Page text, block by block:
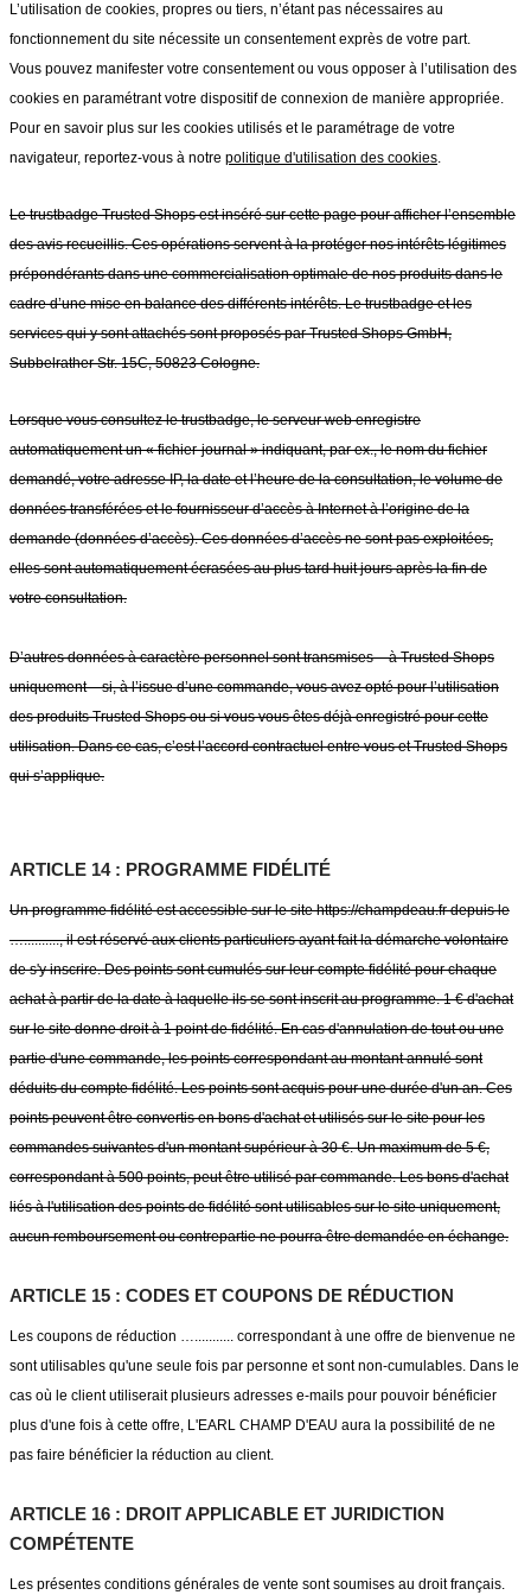
L’utilisation de cookies, propres ou tiers, n’étant pas nécessaires au
fonctionnement du site nécessite un consentement exprès de votre part.
Vous pouvez manifester votre consentement ou vous opposer à l’utilisation des
cookies en paramétrant votre dispositif de connexion de manière appropriée.
Pour en savoir plus sur les cookies utilisés et le paramétrage de votre
navigateur, reportez-vous à notre politique d'utilisation des cookies.
Le trustbadge Trusted Shops est inséré sur cette page pour afficher l’ensemble
des avis recueillis. Ces opérations servent à la protéger nos intérêts légitimes
prépondérants dans une commercialisation optimale de nos produits dans le
cadre d’une mise en balance des différents intérêts. Le trustbadge et les
services qui y sont attachés sont proposés par Trusted Shops GmbH,
Subbelrather Str. 15C, 50823 Cologne.
Lorsque vous consultez le trustbadge, le serveur web enregistre
automatiquement un « fichier-journal » indiquant, par ex., le nom du fichier
demandé, votre adresse IP, la date et l’heure de la consultation, le volume de
données transférées et le fournisseur d’accès à Internet à l’origine de la
demande (données d’accès). Ces données d’accès ne sont pas exploitées,
elles sont automatiquement écrasées au plus tard huit jours après la fin de
votre consultation.
D’autres données à caractère personnel sont transmises – à Trusted Shops
uniquement – si, à l’issue d’une commande, vous avez opté pour l’utilisation
des produits Trusted Shops ou si vous vous êtes déjà enregistré pour cette
utilisation. Dans ce cas, c’est l’accord contractuel entre vous et Trusted Shops
qui s’applique.
ARTICLE 14 : PROGRAMME FIDÉLITÉ
Un programme fidélité est accessible sur le site https://champdeau.fr depuis le
….........., il est réservé aux clients particuliers ayant fait la démarche volontaire
de s'y inscrire. Des points sont cumulés sur leur compte fidélité pour chaque
achat à partir de la date à laquelle ils se sont inscrit au programme. 1 € d'achat
sur le site donne droit à 1 point de fidélité. En cas d'annulation de tout ou une
partie d'une commande, les points correspondant au montant annulé sont
déduits du compte fidélité. Les points sont acquis pour une durée d'un an. Ces
points peuvent être convertis en bons d'achat et utilisés sur le site pour les
commandes suivantes d'un montant supérieur à 30 €. Un maximum de 5 €,
correspondant à 500 points, peut être utilisé par commande. Les bons d'achat
liés à l'utilisation des points de fidélité sont utilisables sur le site uniquement,
aucun remboursement ou contrepartie ne pourra être demandée en échange.
ARTICLE 15 : CODES ET COUPONS DE RÉDUCTION
Les coupons de réduction …........... correspondant à une offre de bienvenue ne
sont utilisables qu'une seule fois par personne et sont non-cumulables. Dans le
cas où le client utiliserait plusieurs adresses e-mails pour pouvoir bénéficier
plus d'une fois à cette offre, L'EARL CHAMP D'EAU aura la possibilité de ne
pas faire bénéficier la réduction au client.
ARTICLE 16 : DROIT APPLICABLE ET JURIDICTION
COMPÉTENTE
Les présentes conditions générales de vente sont soumises au droit français.